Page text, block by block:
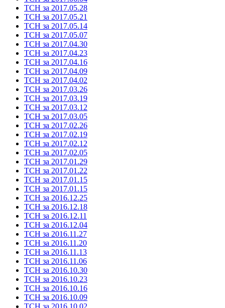
ТСН за 2017.05.28
ТСН за 2017.05.21
ТСН за 2017.05.14
ТСН за 2017.05.07
ТСН за 2017.04.30
ТСН за 2017.04.23
ТСН за 2017.04.16
ТСН за 2017.04.09
ТСН за 2017.04.02
ТСН за 2017.03.26
ТСН за 2017.03.19
ТСН за 2017.03.12
ТСН за 2017.03.05
ТСН за 2017.02.26
ТСН за 2017.02.19
ТСН за 2017.02.12
ТСН за 2017.02.05
ТСН за 2017.01.29
ТСН за 2017.01.22
ТСН за 2017.01.15
ТСН за 2017.01.15
ТСН за 2016.12.25
ТСН за 2016.12.18
ТСН за 2016.12.11
ТСН за 2016.12.04
ТСН за 2016.11.27
ТСН за 2016.11.20
ТСН за 2016.11.13
ТСН за 2016.11.06
ТСН за 2016.10.30
ТСН за 2016.10.23
ТСН за 2016.10.16
ТСН за 2016.10.09
ТСН за 2016.10.02